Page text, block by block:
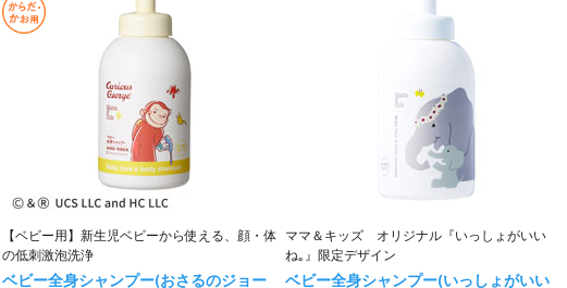
【ベビー用】新生児ベビーから使える、顔・体
の低刺激泡洗浄
ベビー全身シャンプー(おさるのジョー
ママ＆キッズ オリジナル『いっしょがいい
ね｡』限定デザイン
ベビー全身シャンプー(いっしょがいい